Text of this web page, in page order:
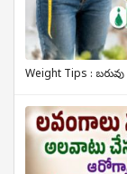
Weight Tips :